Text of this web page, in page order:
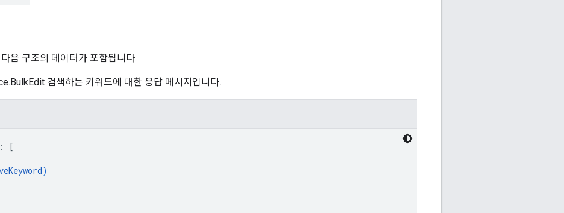
음 구조의 데이터가 포함됩니다.
검색하는 키워드에 대한 응답 메시지입니다.
:
[
)